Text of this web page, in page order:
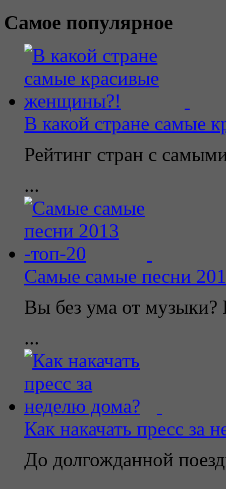
Самое популярное
В какой стране самые
Рейтинг стран с
...
Самые самые песни
Вы без ума от музыки?
...
Как накачать пресс за
До долгожданной